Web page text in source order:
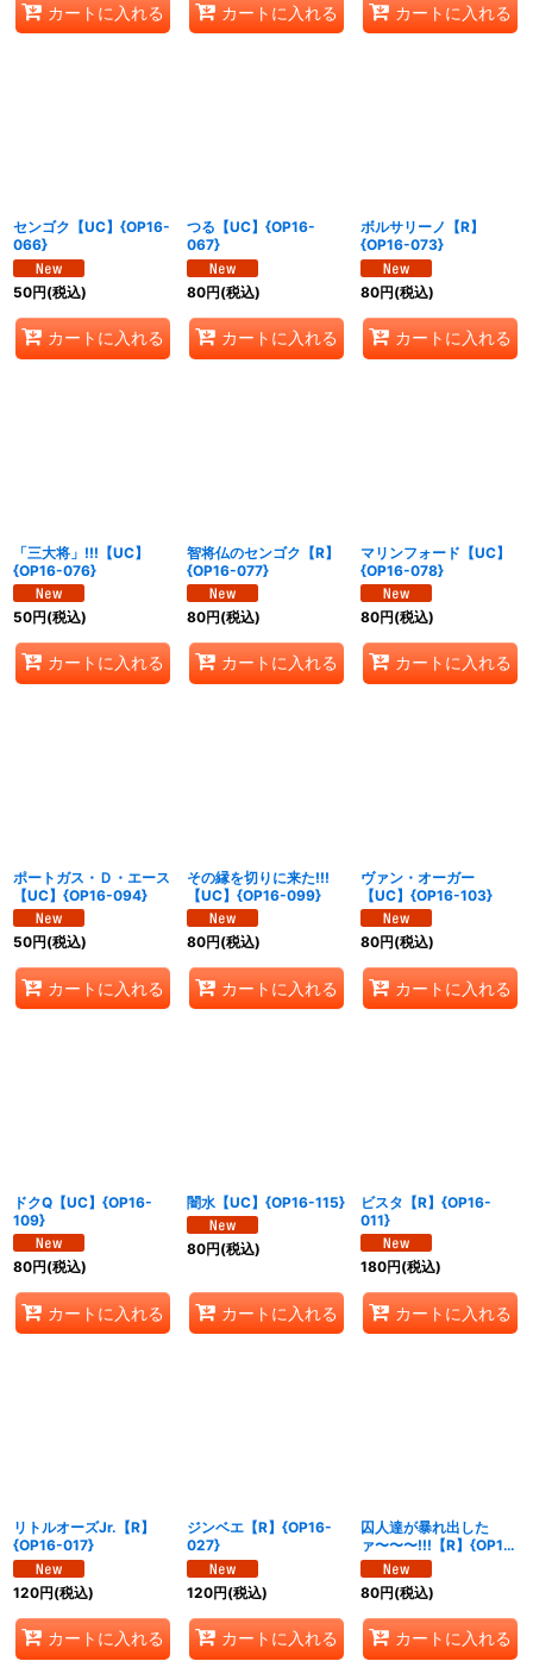
カートに入れる カートに入れる カートに入れる
センゴク【UC】{OP16-
066}
50円(税込)
カートに入れる
つる【UC】{OP16-
067}
80円(税込)
カートに入れる
ボルサリーノ【R】
{OP16-073}
80円(税込)
カートに入れる
「三大将」!!!【UC】
{OP16-076}
50円(税込)
カートに入れる
智将仏のセンゴク【R】
{OP16-077}
80円(税込)
カートに入れる
マリンフォード【UC】
{OP16-078}
80円(税込)
カートに入れる
ポートガス・Ｄ・エース
【UC】{OP16-094}
50円(税込)
カートに入れる
その縁を切りに来た!!!
【UC】{OP16-099}
80円(税込)
カートに入れる
ヴァン・オーガー
【UC】{OP16-103}
80円(税込)
カートに入れる
ドクQ【UC】{OP16-
109}
80円(税込)
カートに入れる
闇水【UC】{OP16-115}
80円(税込)
カートに入れる
ビスタ【R】{OP16-
011}
180円(税込)
カートに入れる
リトルオーズJr.【R】
{OP16-017}
120円(税込)
カートに入れる
ジンベエ【R】{OP16-
027}
120円(税込)
カートに入れる
囚人達が暴れ出した
ァ〜〜〜!!!【R】{OP16-
058}
80円(税込)
カートに入れる